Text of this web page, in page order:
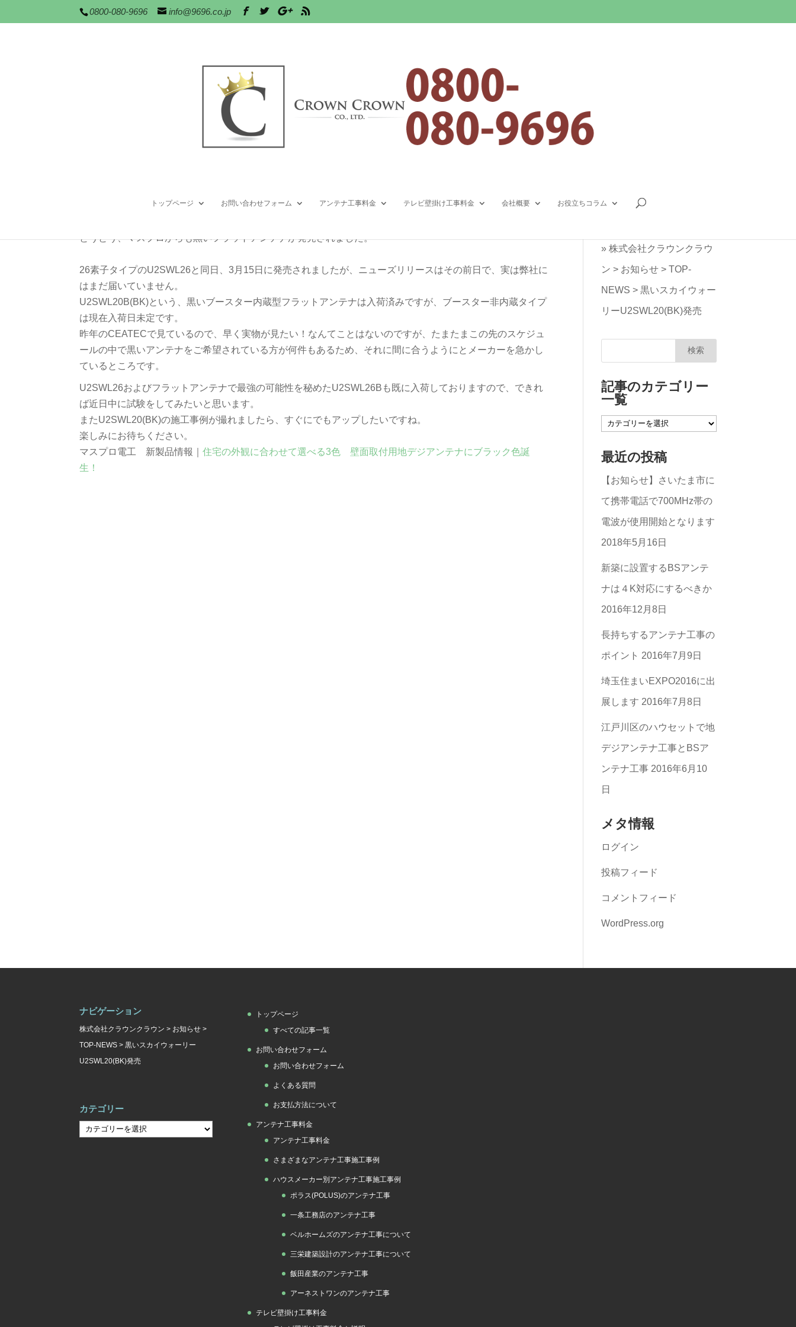
0800-080-9696 info@9696.co.jp
トップページ お問い合わせフォーム アンテナ工事料金 テレビ壁掛け工事料金 会社概要 お役立ちコラム
黒いスカイウォーリーU2SWL20(BK)発売
とうとう、マスプロからも黒いフラットアンテナが発売されました。
26素子タイプのU2SWL26と同日、3月15日に発売されましたが、ニューズリリースはその前日で、実は弊社に
はまだ届いていません。
U2SWL20B(BK)という、黒いブースター内蔵型フラットアンテナは入荷済みですが、ブースター非内蔵タイプ
は現在入荷日未定です。
昨年のCEATECで見ているので、早く実物が見たい！なんてことはないのですが、たまたまこの先のスケジュ
ールの中で黒いアンテナをご希望されている方が何件もあるため、それに間に合うようにとメーカーを急かし
ているところです。
U2SWL26およびフラットアンテナで最強の可能性を秘めたU2SWL26Bも既に入荷しておりますので、できれ
ば近日中に試験をしてみたいと思います。
またU2SWL20(BK)の施工事例が撮れましたら、すぐにでもアップしたいですね。
楽しみにお待ちください。
マスプロ電工 新製品情報｜住宅の外観に合わせて選べる3色 壁面取付用地デジアンテナにブラック色誕
生！
048-757-4535
» 株式会社クラウンクラウ
ン > お知らせ >TOP-
NEWS >黒いスカイウォー
リーU2SWL20(BK)発売
記事のカテゴリー
一覧
記
の
カ
テ
ゴ
リ
ー
一
覧
最近の投稿
【お知らせ】さいたま市に
て携帯電話で700MHz帯の
電波が使用開始となります
2018年5月16日
新築に設置するBSアンテ
ナは４K対応にするべきか
2016年12月8日
長持ちするアンテナ工事の
ポイント 2016年7月9日
埼玉住まいEXPO2016に出
展します 2016年7月8日
江戸川区のハウセットで地
デジアンテナ工事とBSア
ンテナ工事 2016年6月10
日
メタ情報
ログイン
投稿フィード
コメントフィード
WordPress.org
ナビゲーション
株式会社クラウンクラウン > お知らせ >
TOP-NEWS >黒いスカイウォーリー
U2SWL20(BK)発売
カテゴリー
カ
トップページ
すべての記事一覧
お問い合わせフォーム
お問い合わせフォーム
よくある質問
お支払方法について
アンテナ工事料金
アンテナ工事料金
さまざまなアンテナ工事施工事例
ハウスメーカー別アンテナ工事施工事例
ポラス(POLUS)のアンテナ工事
一条工務店のアンテナ工事
ベルホームズのアンテナ工事について
三栄建築設計のアンテナ工事について
飯田産業のアンテナ工事
アーネストワンのアンテナ工事
テレビ壁掛け工事料金